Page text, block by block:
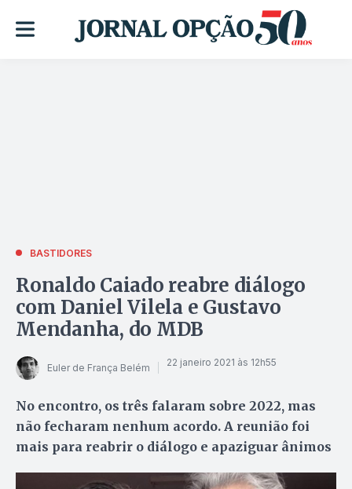
BASTIDORES
Ronaldo Caiado reabre diálogo
com Daniel Vilela e Gustavo
Mendanha, do MDB
Euler de França Belém 22 janeiro 2021 às 12h55
No encontro, os três falaram sobre 2022, mas
não fecharam nenhum acordo. A reunião foi
mais para reabrir o diálogo e apaziguar ânimos